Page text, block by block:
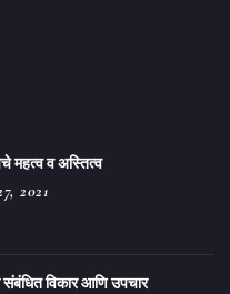
महत्व व अस्तित्व
2021
विकार आणि उपचार